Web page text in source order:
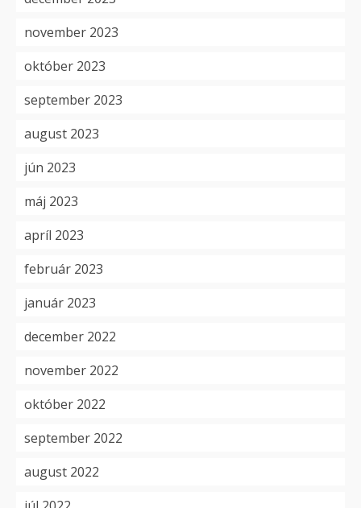
november 2023
október 2023
september 2023
august 2023
jún 2023
máj 2023
apríl 2023
február 2023
január 2023
december 2022
november 2022
október 2022
september 2022
august 2022